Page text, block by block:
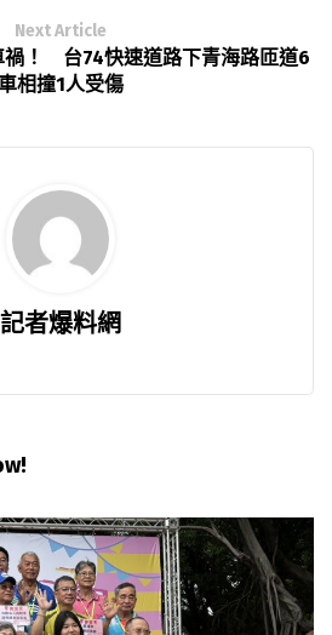
Next Article
禍！ 台74快速道路下青海路匝道6
相撞1人受傷
記者爆料網